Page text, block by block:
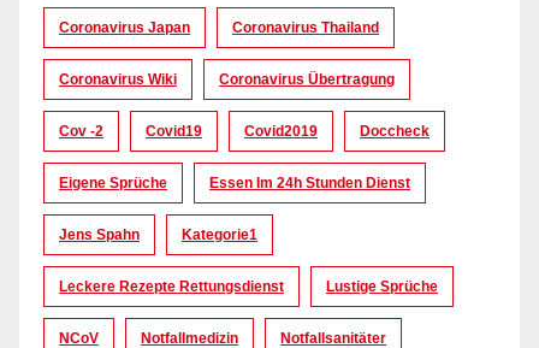
Coronavirus Japan Coronavirus Thailand
Coronavirus Wiki Coronavirus Übertragung
Cov -2 Covid19 Covid2019 Doccheck
Eigene Sprüche Essen Im 24h Stunden Dienst
Jens Spahn Kategorie1
Leckere Rezepte Rettungsdienst Lustige Sprüche
NCoV Notfallmedizin Notfallsanitäter